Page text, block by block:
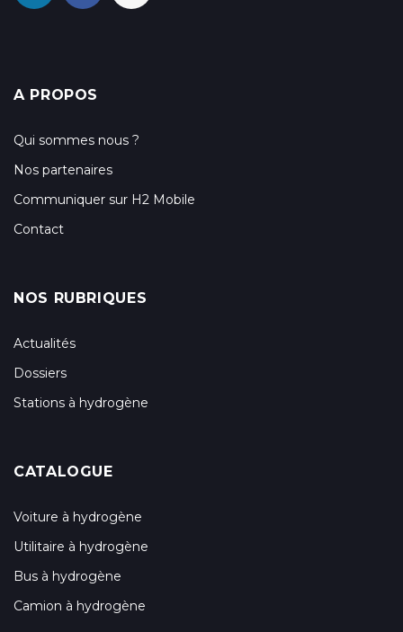
A PROPOS
Qui sommes nous ?
Nos partenaires
Communiquer sur H2 Mobile
Contact
NOS RUBRIQUES
Actualités
Dossiers
Stations à hydrogène
CATALOGUE
Voiture à hydrogène
Utilitaire à hydrogène
Bus à hydrogène
Camion à hydrogène